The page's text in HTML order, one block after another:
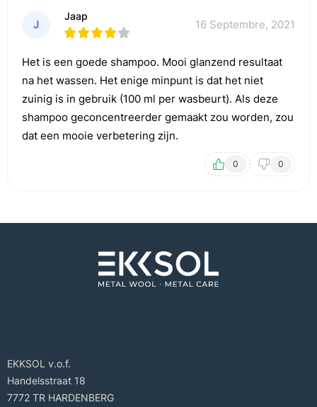
J
Jaap
16 Septembre, 2021
Het is een goede shampoo. Mooi glanzend resultaat
na het wassen. Het enige minpunt is dat het niet
zuinig is in gebruik (100 ml per wasbeurt). Als deze
shampoo geconcentreerder gemaakt zou worden, zou
dat een mooie verbetering zijn.
0 0
EKKSOL v.o.f.
Handelsstraat 18
7772 TR HARDENBERG